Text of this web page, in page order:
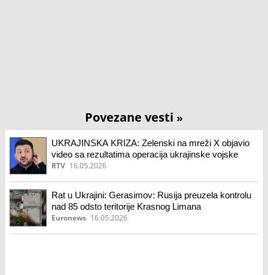
Povezane vesti »
UKRAJINSKA KRIZA: Zelenski na mreži X objavio
video sa rezultatima operacija ukrajinske vojske
RTV 16.05.2026
Rat u Ukrajini: Gerasimov: Rusija preuzela kontrolu
nad 85 odsto teritorije Krasnog Limana
Euronews 16.05.2026